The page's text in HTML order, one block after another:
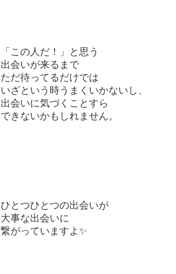
「この人だ！」と思う
出会いが来るまで
ただ待ってるだけでは
いざという時うまくいかないし、
出会いに気づくことすら
できないかもしれません。
ひとつひとつの出会いが
大事な出会いに
繋がっていますよ✨